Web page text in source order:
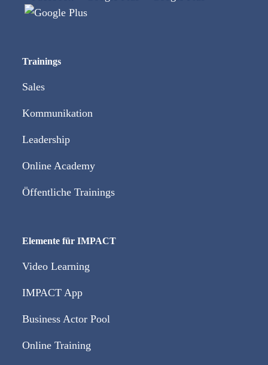
Trainings
Sales
Kommunikation
Leadership
Online Academy
Öffentliche Trainings
Elemente für IMPACT
Video Learning
IMPACT App
Business Actor Pool
Online Training